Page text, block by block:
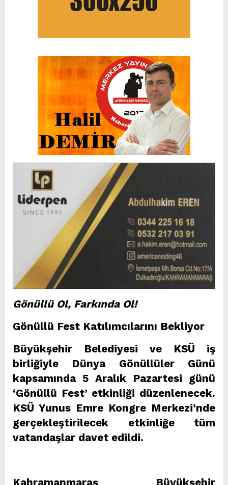
Gönüllü Ol, Farkında Ol!
Gönüllü Fest Katılımcılarını Bekliyor
Büyükşehir Belediyesi ve KSÜ iş
birliğiyle Dünya Gönüllüler Günü
kapsamında 5 Aralık Pazartesi günü
‘Gönüllü Fest’ etkinliği düzenlenecek.
KSÜ Yunus Emre Kongre Merkezi’nde
gerçekleştirilecek etkinliğe tüm
vatandaşlar davet edildi.